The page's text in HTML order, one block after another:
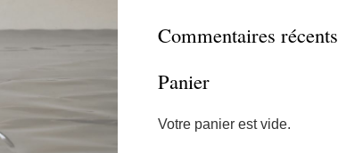
Commentaires récents
Panier
Votre panier est vide.